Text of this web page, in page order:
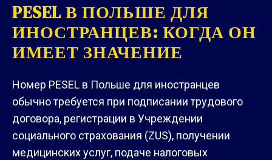
PESEL В ПОЛЬШЕ ДЛЯ
ИНОСТРАНЦЕВ: КОГДА ОН
ИМЕЕТ ЗНАЧЕНИЕ
Номер PESEL в Польше для иностранцев
обычно требуется при подписании трудового
договора, регистрации в Учреждении
социального страхования (ZUS), получении
медицинских услуг, подаче налоговых